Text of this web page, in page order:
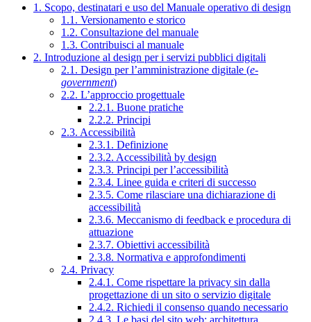
1. Scopo, destinatari e uso del Manuale operativo di design
1.1. Versionamento e storico
1.2. Consultazione del manuale
1.3. Contribuisci al manuale
2. Introduzione al design per i servizi pubblici digitali
2.1. Design per l’amministrazione digitale (e-
government)
2.2. L’approccio progettuale
2.2.1. Buone pratiche
2.2.2. Principi
2.3. Accessibilità
2.3.1. Definizione
2.3.2. Accessibilità by design
2.3.3. Principi per l’accessibilità
2.3.4. Linee guida e criteri di successo
2.3.5. Come rilasciare una dichiarazione di
accessibilità
2.3.6. Meccanismo di feedback e procedura di
attuazione
2.3.7. Obiettivi accessibilità
2.3.8. Normativa e approfondimenti
2.4. Privacy
2.4.1. Come rispettare la privacy sin dalla
progettazione di un sito o servizio digitale
2.4.2. Richiedi il consenso quando necessario
2.4.3. Le basi del sito web: architettura,